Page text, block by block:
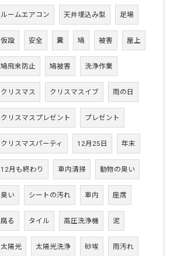
ルームエアコン 天井埋込み型 足場
仮設 安全 糞 鳩 被害 屋上
鳩飛来防止 鳩被害 洗浄作業
クリスマス クリスマスイブ 雨の日
クリスマスプレゼント プレゼント
クリスマスパーティ 12月25日 年末
12月も終わり 車内清掃 動物の臭い
臭い シートの汚れ 車内 座席
腐る タイル 高圧洗浄機 泥
太陽光 太陽光洗浄 砂埃 雨汚れ